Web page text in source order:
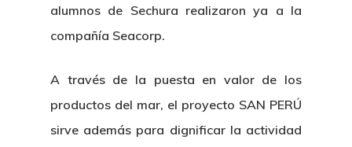
alumnos de Sechura realizaron ya a la
compañía Seacorp.
A través de la puesta en valor de los
productos del mar, el proyecto SAN PERÚ
sirve además para dignificar la actividad